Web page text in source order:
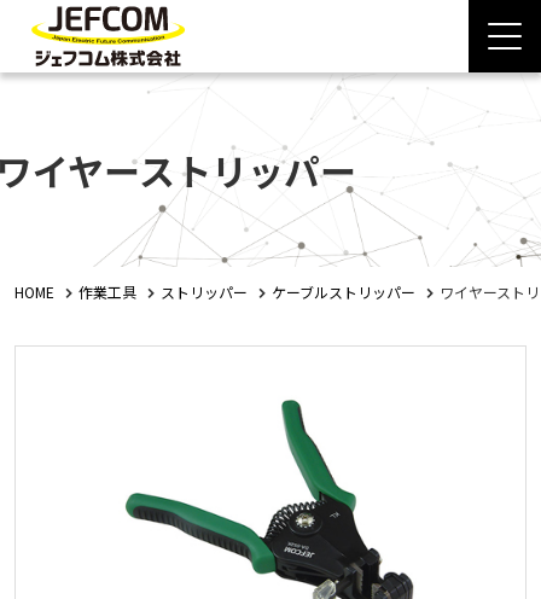
イヤーストリッパー
HOME 作業工具 ストリッパー ケーブルストリッパー ワイヤースト